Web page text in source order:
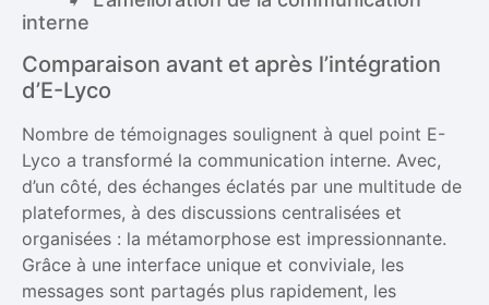
interne
Comparaison avant et après l’intégration
d’E-Lyco
Nombre de témoignages soulignent à quel point E-
Lyco a transformé la communication interne. Avec,
d’un côté, des échanges éclatés par une multitude de
plateformes, à des discussions centralisées et
organisées : la métamorphose est impressionnante.
Grâce à une interface unique et conviviale, les
messages sont partagés plus rapidement, les